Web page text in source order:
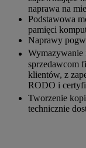
naprawa na
Podstawowa
pamięci
Naprawy
Wymazywanie
sprzedawcom
klientów, z
RODO i
Tworzenie
technicznie